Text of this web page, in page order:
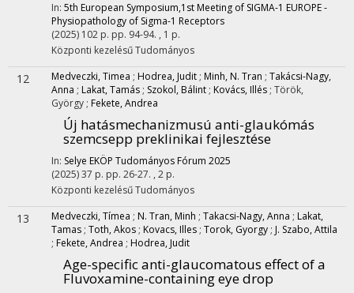
In: 5th European Symposium,1st Meeting of SIGMA-1 EUROPE -
Physiopathology of Sigma-1 Receptors
(2025) 102 p. pp. 94-94. , 1 p.
Központi kezelésűTudományos
12 Medveczki, Timea ; Hodrea, Judit ; Minh, N. Tran ; Takácsi-Nagy,
Anna ; Lakat, Tamás ; Szokol, Bálint ; Kovács, Illés ; Török,
György ; Fekete, Andrea
Új hatásmechanizmusú anti-glaukómás
szemcsepp preklinikai fejlesztése
In: Selye EKÖP Tudományos Fórum 2025
(2025)37 p. pp. 26-27. , 2 p.
Központi kezelésűTudományos
13 Medveczki, Tímea ; N. Tran, Minh ; Takacsi-Nagy, Anna ; Lakat,
Tamas ; Toth, Akos ; Kovacs, Illes ; Torok, Gyorgy ; J. Szabo, Attila
; Fekete, Andrea ; Hodrea, Judit
Age-specific anti-glaucomatous effect of a
Fluvoxamine-containing eye drop